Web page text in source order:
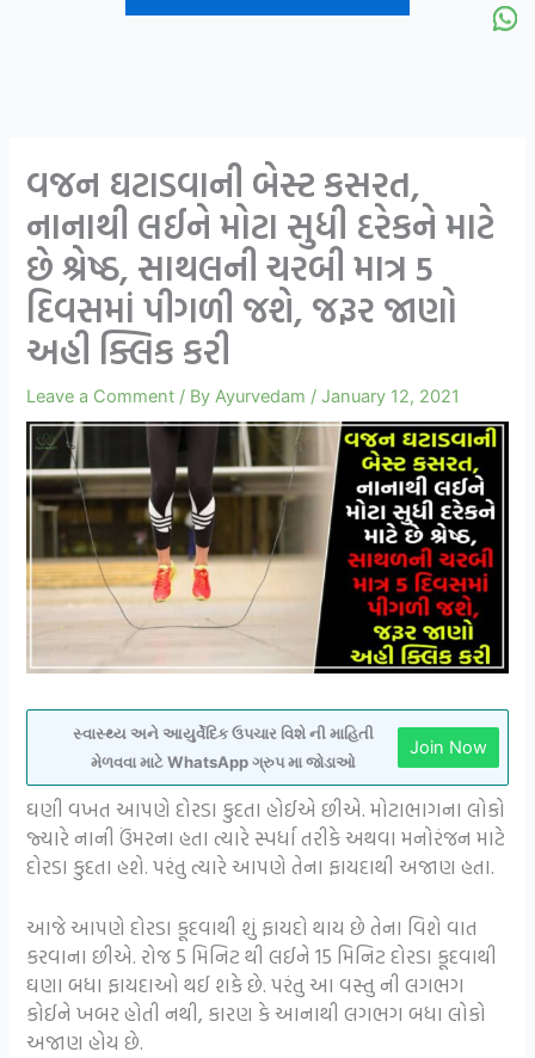
વજન ઘટાડવાની બેસ્ટ કસરત,
નાનાથી લઈને મોટા સુધી દરેકને માટે
છે શ્રેષ્ઠ, સાથલની ચરબી માત્ર 5
દિવસમાં પીગળી જશે, જરૂર જાણો
અહી ક્લિક કરી
Leave a Comment / ByAyurvedam /January 12, 2021
સ્વાસ્થ્ય અને આયુર્વેદિક ઉપચાર વિશે ની માહિતી
મેળવવા માટે WhatsApp ગ્રુપ મા જોડાઓ
Join Now
ઘણી વખત આપણે દોરડા કુદતા હોઈએ છીએ. મોટાભાગના લોકો
જ્યારે નાની ઉંમરના હતા ત્યારે સ્પર્ધા તરીકે અથવા મનોરંજન માટે
દોરડા કુદતા હશે. પરંતુ ત્યારે આપણે તેના ફાયદાથી અજાણ હતા.
આજે આપણે દોરડા કૂદવાથી શું ફાયદો થાય છે તેના વિશે વાત
કરવાના છીએ. રોજ 5 મિનિટ થી લઈને 15 મિનિટ દોરડા કૂદવાથી
ઘણા બધા ફાયદાઓ થઈ શકે છે. પરંતુ આ વસ્તુ ની લગભગ
કોઈને ખબર હોતી નથી, કારણ કે આનાથી લગભગ બધા લોકો
અજાણ હોય છે.